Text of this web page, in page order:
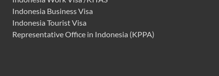
Indonesia Business Visa
Indonesia Tourist Visa
Representative Office in Indonesia (KPPA)